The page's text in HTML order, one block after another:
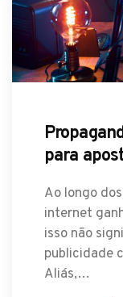
para
Ao longo
internet
isso não
publicidade
Aliás,…